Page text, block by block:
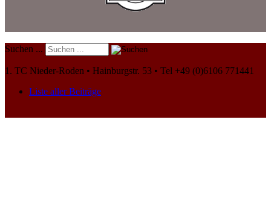
Suchen ...
1. TC Nieder-Roden • Hainburgstr. 53 • Tel +49 (0)6106 771441
Liste aller Beiträge